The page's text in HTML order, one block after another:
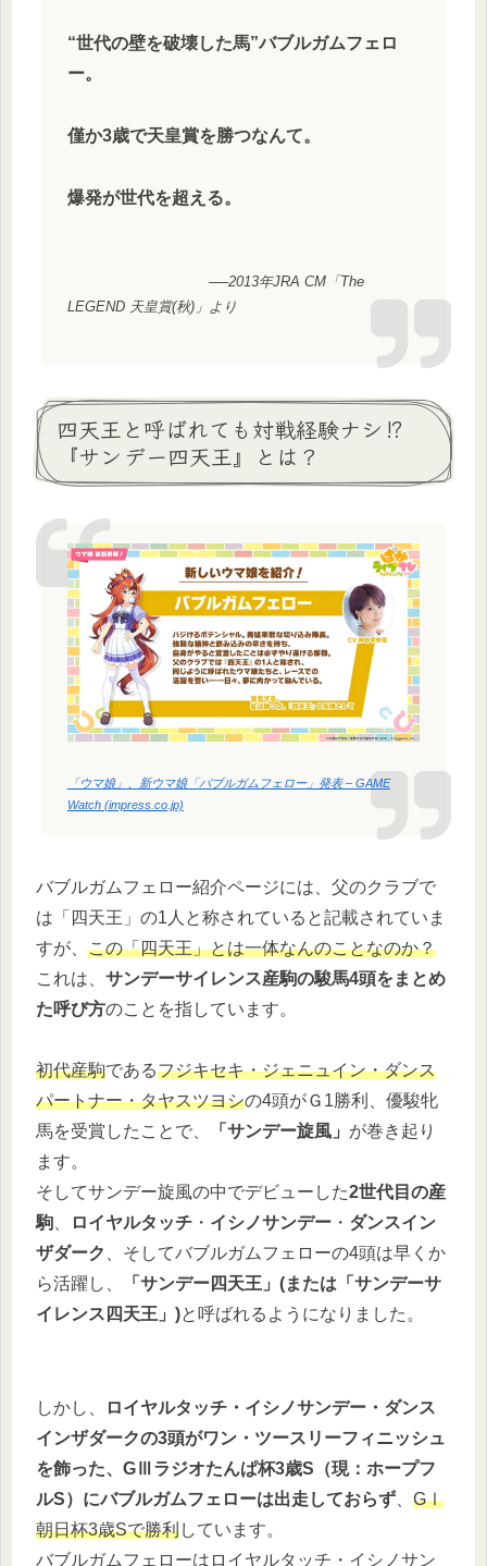
“世代の壁を破壊した馬”バブルガムフェロ
ー。
僅か3歳で天皇賞を勝つなんて。
爆発が世代を超える。
──2013年JRA CM「The
LEGEND 天皇賞(秋)」より
四天王と呼ばれても対戦経験ナシ⁉
『サンデー四天王』とは？
「ウマ娘」、新ウマ娘「バブルガムフェロー」発表 – GAME
Watch (impress.co.jp)
バブルガムフェロー紹介ページには、父のクラブで
は「四天王」の1人と称されていると記載されていま
すが、 この「四天王」とは一体なんのことなのか？
これは、 サンデーサイレンス産駒の駿馬4頭をまとめ
た呼び方のことを指しています。
初代産駒であるフジキセキ・ジェニュイン・ダンス
パートナー・タヤスツヨシの4頭がＧ1勝利、優駿牝
馬を受賞したことで、
「サンデー旋風」 が巻き起り
ます。
そしてサンデー旋風の中でデビューした2世代目の産
駒、 ロイヤルタッチ ・ イシノサンデー ・ ダンスイン
ザダーク 、そしてバブルガムフェローの4頭は早くか
ら活躍し、
「サンデー四天王」(または「サンデーサ
イレンス四天王」)と呼ばれるようになりました。
しかし、
ロイヤルタッチ・イシノサンデー・ダンス
インザダークの3頭がワン・ツースリーフィニッシュ
を飾った、GⅢラジオたんぱ杯3歳S（現：ホープフ
ルS）にバブルガムフェローは出走しておらず
GⅠ
朝日杯3歳Sで勝利しています。
バブルガムフェローはロイヤルタッチ・イシノサン